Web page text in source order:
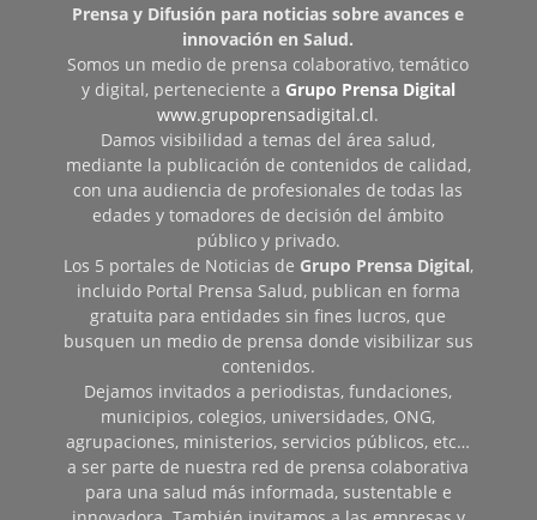
Prensa y Difusión para noticias sobre avances e
innovación en Salud.
Somos un medio de prensa colaborativo, temático
y digital, perteneciente a Grupo Prensa Digital
www.grupoprensadigital.cl.
Damos visibilidad a temas del área salud,
mediante la publicación de contenidos de calidad,
con una audiencia de profesionales de todas las
edades y tomadores de decisión del ámbito
público y privado.
Los 5 portales de Noticias de Grupo Prensa Digital,
incluido Portal Prensa Salud, publican en forma
gratuita para entidades sin fines lucros, que
busquen un medio de prensa donde visibilizar sus
contenidos.
Dejamos invitados a periodistas, fundaciones,
municipios, colegios, universidades, ONG,
agrupaciones, ministerios, servicios públicos, etc…
a ser parte de nuestra red de prensa colaborativa
para una salud más informada, sustentable e